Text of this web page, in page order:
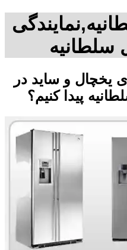
سلطانیه
یخچال و ساید در
پیدا کنیم؟